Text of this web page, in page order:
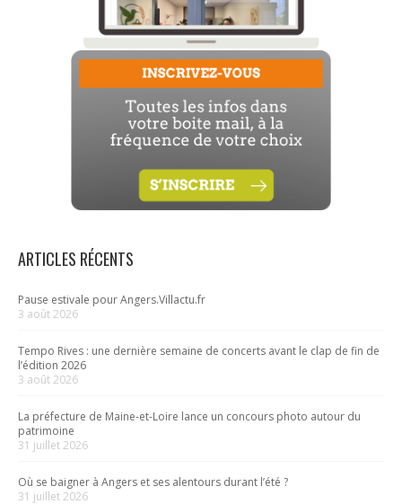
ARTICLES RÉCENTS
Pause estivale pour Angers.Villactu.fr
3 août 2026
Tempo Rives : une dernière semaine de concerts avant le clap de fin de
l’édition 2026
3 août 2026
La préfecture de Maine-et-Loire lance un concours photo autour du
patrimoine
31 juillet 2026
Où se baigner à Angers et ses alentours durant l’été ?
31 juillet 2026